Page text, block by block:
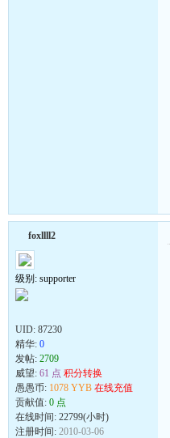
foxllll2
级别: supporter
UID: 87230
精华: 0
发帖: 2709
威望: 61 点 积分转换
愚愚币: 1078 YYB 在线充值
贡献值: 0 点
在线时间: 22799(小时)
注册时间: 2010-03-06